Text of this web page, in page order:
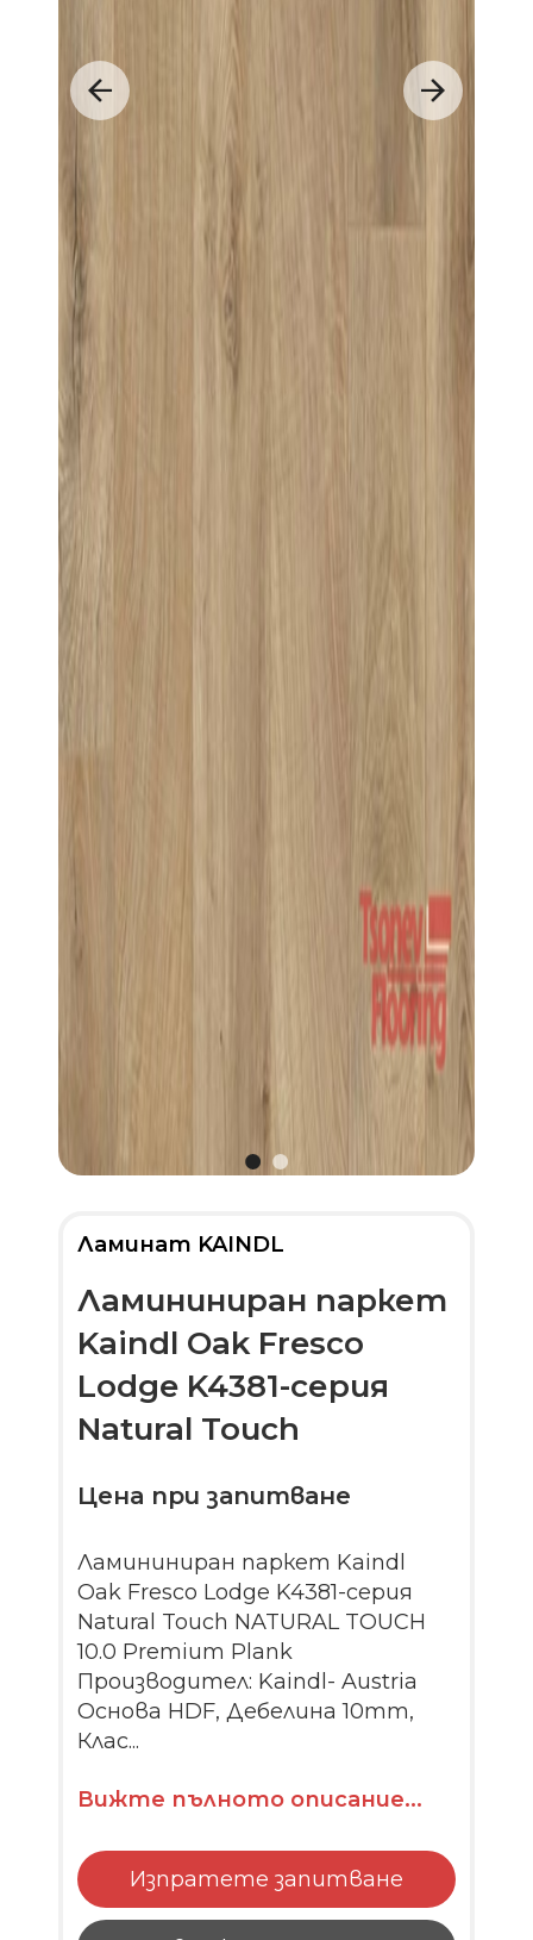
Ламинат KAINDL
Ламининиран паркет
Kaindl Oak Fresco
Lodge K4381-серия
Natural Touch
Цена при запитване
Ламининиран паркет Kaindl
Oak Fresco Lodge K4381-серия
Natural Touch NATURAL TOUCH
10.0 Premium Plank
Производител: Kaindl- Austria
Основа HDF, Дебелина 10mm,
Клас...
Вижте пълното описание...
Изпратете запитване